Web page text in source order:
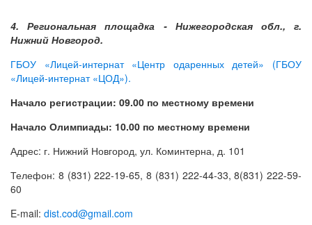
4. Региональная площадка - Нижегородская обл., г.
Нижний Новгород.
ГБОУ «Лицей-интернат «Центр одаренных детей» (ГБОУ
«Лицей-интернат «ЦОД»).
Начало регистрации: 09.00 по местному времени
Начало Олимпиады: 10.00 по местному времени
Адрес: г. Нижний Новгород, ул. Коминтерна, д. 101
Телефон: 8 (831) 222-19-65, 8 (831) 222-44-33, 8(831) 222-59-
60
E-mail: dist.cod@gmail.com